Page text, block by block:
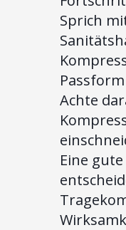
Sprich
Achte
Eine